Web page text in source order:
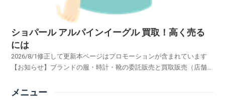
ショパール アルパインイーグル 買取！高く売る
には
2026/8/1修正して更新本ページはプロモーションが含まれています
【お知らせ】ブランドの服・時計・靴の委託販売と買取販売（店舗買
理由服・時計・靴 買取 委託販売！買取販売とのメリット デメリット
メニュー